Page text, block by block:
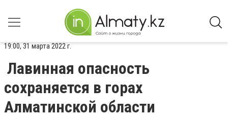
19:00, 31 марта 2022 г.
Лавинная опасность
сохраняется в горах
Алматинской области